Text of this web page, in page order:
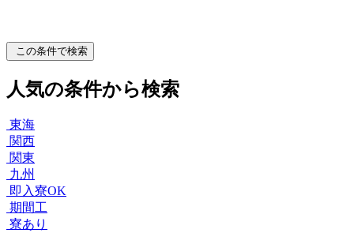
この条件で検索
人気の条件から検索
東海
関西
関東
九州
即入寮OK
期間工
寮あり